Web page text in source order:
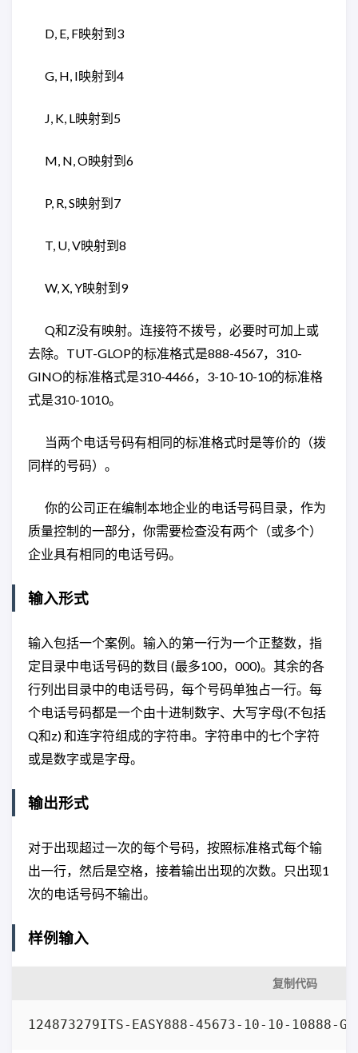
D, E, F映射到3
G, H, I映射到4
J, K, L映射到5
M, N, O映射到6
P, R, S映射到7
T, U, V映射到8
W, X, Y映射到9
Q和Z没有映射。连接符不拨号，必要时可加上或
去除。TUT-GLOP的标准格式是888-4567，310-
GINO的标准格式是310-4466，3-10-10-10的标准格
式是310-1010。
当两个电话号码有相同的标准格式时是等价的（拨
同样的号码）。
你的公司正在编制本地企业的电话号码目录，作为
质量控制的一部分，你需要检查没有两个（或多个）
企业具有相同的电话号码。
输入形式
输入包括一个案例。输入的第一行为一个正整数，指
定目录中电话号码的数目 (最多100，000)。其余的各
行列出目录中的电话号码，每个号码单独占一行。每
个电话号码都是一个由十进制数字、大写字母(不包括
Q和z) 和连字符组成的字符串。字符串中的七个字符
或是数字或是字母。
输出形式
对于出现超过一次的每个号码，按照标准格式每个输
出一行，然后是空格，接着输出出现的次数。只出现1
次的电话号码不输出。
样例输入
复制代码
124873279ITS-EASY888-45673-10-10-10888-